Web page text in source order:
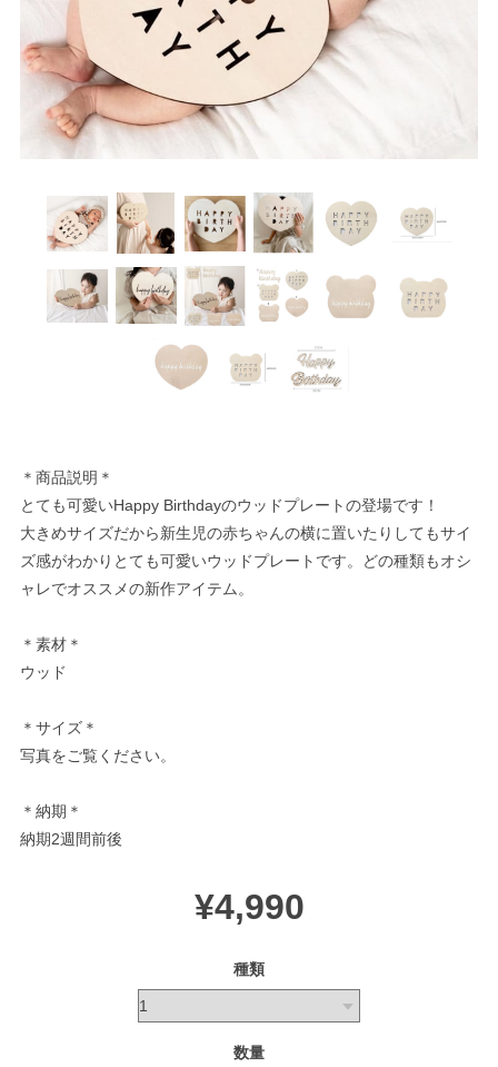
＊商品説明＊
とても可愛いHappy Birthdayのウッドプレートの登場です！
大きめサイズだから新生児の赤ちゃんの横に置いたりしてもサイ
ズ感がわかりとても可愛いウッドプレートです。どの種類もオシ
ャレでオススメの新作アイテム。
＊素材＊
ウッド
＊サイズ＊
写真をご覧ください。
＊納期＊
納期2週間前後
¥4,990
種類
数量